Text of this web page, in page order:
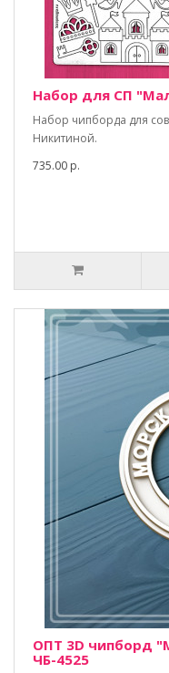
Набор для СП
Набор чипборда для
Никитиной.
735.00 р.
ОПТ 3D чипборд
ЧБ-4525